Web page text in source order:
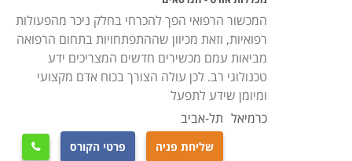
העסקה עדיפים. חלק ממסלולי הלימוד אפילו נערכים
בשיתוף ארגונים רפואיים כמו בתי חולים, אשר רואים בהם
הזדמנות להבטיח לעצמם את המצטיינים כאנשי צוות
בעמודים הבאים תוכלו למצוא הכשרות בתחום מקצועי זה
בכל המכללות ובתי הספר הטכנולוגיים ברחבי הארץ. אורך
המכשור הרפואי הפך להכרחי בחלק ניכר מהפעולות
רפואיות, וזאת מכיוון שההתפתחויות בתחום הרפואה
מביאות עמם מכשירים חדשים המצריכים ידע
טכנולוגי רב. לכן עולה הצורך בכוח אדם מקצועי
ומיומן שידע לתפעל
כרמיאל תל-אביב
שליחת פניה פרטי הקורס 